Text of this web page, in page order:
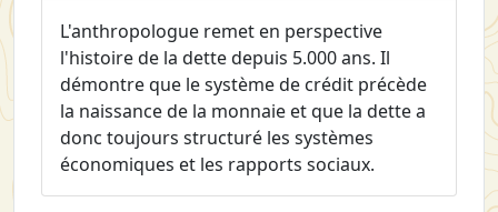
L'anthropologue remet en perspective
l'histoire de la dette depuis 5.000 ans. Il
démontre que le système de crédit précède
la naissance de la monnaie et que la dette a
donc toujours structuré les systèmes
économiques et les rapports sociaux.